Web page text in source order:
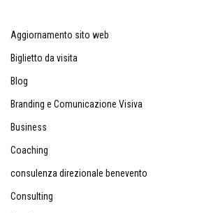
Aggiornamento sito web
Biglietto da visita
Blog
Branding e Comunicazione Visiva
Business
Coaching
consulenza direzionale benevento
Consulting